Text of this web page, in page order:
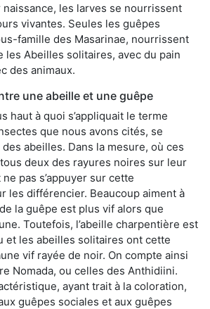
les larves se nourrissent
vivantes. Seules les guêpes
famille des Masarinae, nourrissent
les Abeilles solitaires, avec du pain
des animaux.
une abeille et une guêpe
haut à quoi s’appliquait le terme
que nous avons cités, se
abeilles. Dans la mesure, où ces
deux des rayures noires sur leur
pas s’appuyer sur cette
les différencier. Beaucoup aiment à
la guêpe est plus vif alors que
Toutefois, l’abeille charpentière est
et les abeilles solitaires ont cette
vif rayée de noir. On compte ainsi
Nomada, ou celles des Anthidiini.
ayant trait à la coloration,
guêpes sociales et aux guêpes